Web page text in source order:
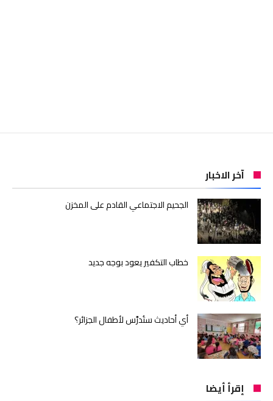
آخر الاخبار
الجحيم الاجتماعي القادم على المخزن
خطاب التكفير يعود بوجه جديد
أي أحاديث ستُدرَّس لأطفال الجزائر؟
إقرأ أيضا